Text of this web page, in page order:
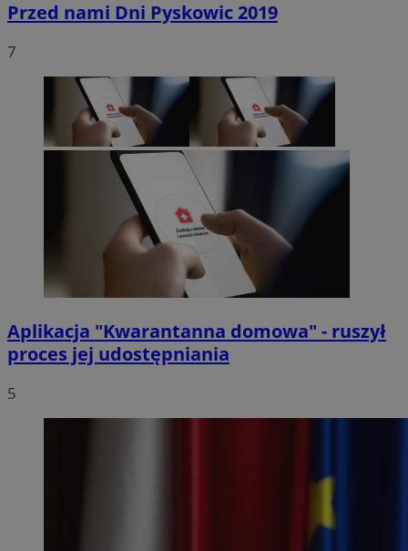
Przed nami Dni Pyskowic 2019
7
Aplikacja "Kwarantanna domowa" - ruszył
proces jej udostępniania
5